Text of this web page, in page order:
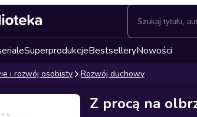
SuperprodukcjeBestselleryNowości
i rozwój osobisty Rozwój duchowy
Z procą na